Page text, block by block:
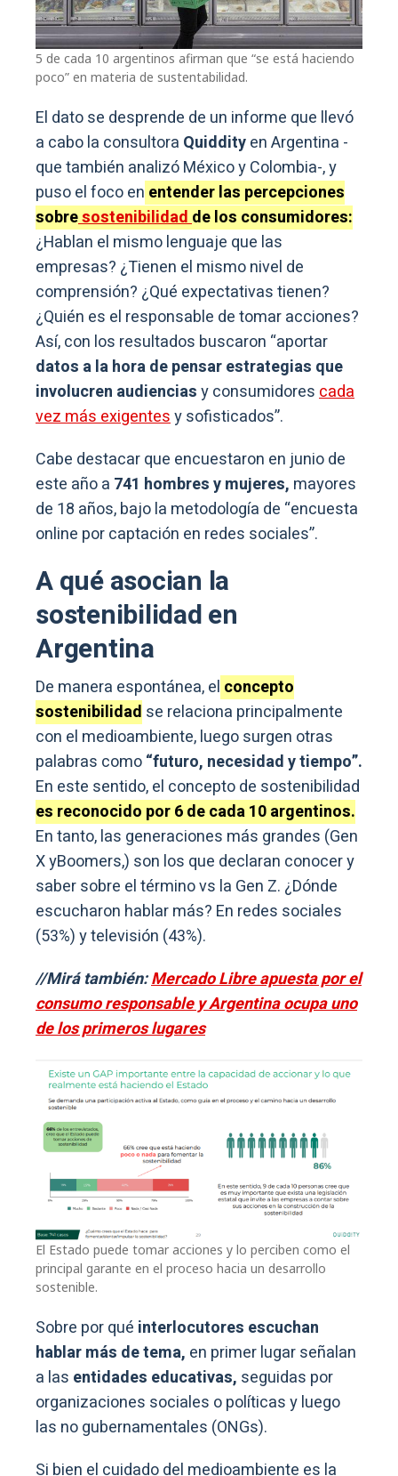
5 de cada 10 argentinos afirman que “se está haciendo
poco” en materia de sustentabilidad.
El dato se desprende de un informe que llevó
a cabo la consultora Quiddityen Argentina -
que también analizó México y Colombia-, y
puso el foco en entender las percepciones
sobresostenibilidadde los consumidores:
¿Hablan el mismo lenguaje que las
empresas? ¿Tienen el mismo nivel de
comprensión? ¿Qué expectativas tienen?
¿Quién es el responsable de tomar acciones?
Así, con los resultados buscaron “aportar
datos a la hora de pensar estrategias que
involucren audienciasy consumidorescada
vez más exigentesy sofisticados”.
Cabe destacar que encuestaron en junio de
este año a 741 hombres y mujeres, mayores
de 18 años, bajo la metodología de “encuesta
online por captación en redes sociales”.
A qué asocian la
sostenibilidad en
Argentina
De manera espontánea, el concepto
sostenibilidad se relaciona principalmente
con el medioambiente, luego surgen otras
palabras como“futuro, necesidad y tiempo”.
En este sentido, el concepto de sostenibilidad
es reconocido por 6 de cada 10 argentinos.
En tanto, las generaciones más grandes (Gen
X yBoomers,) son los que declaran conocer y
saber sobre el término vs la Gen Z. ¿Dónde
escucharon hablar más? En redes sociales
(53%) y televisión (43%).
//Mirá también:Mercado Libre apuesta por el
consumo responsable y Argentina ocupa uno
de los primeros lugares
El Estado puede tomar acciones y lo perciben como el
principal garante en el proceso hacia un desarrollo
sostenible.
Sobre por qué interlocutores escuchan
hablar más de tema, en primer lugar señalan
a las entidades educativas, seguidas por
organizaciones sociales o políticas y luego
las no gubernamentales (ONGs).
Si bien el cuidado del medioambiente es la